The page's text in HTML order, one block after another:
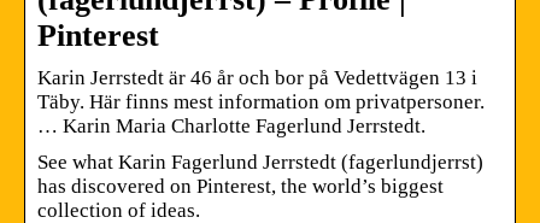
Pinterest
Karin Jerrstedt är 46 år och bor på Vedettvägen 13 i
Täby. Här finns mest information om privatpersoner.
… Karin Maria Charlotte Fagerlund Jerrstedt.
See what Karin Fagerlund Jerrstedt (fagerlundjerrst)
has discovered on Pinterest, the world’s biggest
collection of ideas.